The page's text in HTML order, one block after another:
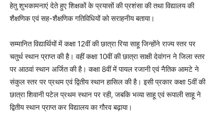
हेतु शुभकामनाएं देते हुए शिक्षकों के प्रयासों की प्रशंसा की तथा विद्यालय की
शैक्षणिक एवं सह-शैक्षणिक गतिविधियों को सराहनीय बताया।
सम्मानित विद्यार्थियों में कक्षा 12वीं की छात्रा रिया साहू जिन्होंने राज्य स्तर पर
चतुर्थ स्थान प्राप्त की है। वहीं कक्षा 10वीं की छात्रा साक्षी देवांगन ने जिला स्तर
पर आठवां स्थान अर्जित की है। कक्षा 8वीं में पायल रजानी एवं नैतिक आमटे ने
संकुल स्तर पर प्रथम एवं द्वितीय स्थान हासिल की है। इसी प्रकार कक्षा 5वीं की
छात्रा शिवानी पटेल प्रथम स्थान पर रही, जबकि भव्या साहू एवं रूपाली साहू ने
द्वितीय स्थान प्राप्त कर विद्यालय का गौरव बढ़ाया।